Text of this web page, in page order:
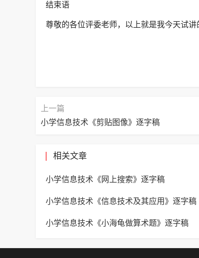
结束语
尊敬的各位评委老师，以上就是我今天试讲
上一篇
小学信息技术《剪贴图像》逐字稿
相关文章
小学信息技术《网上搜索》逐字稿
小学信息技术《信息技术及其应用》逐字稿
小学信息技术《小海龟做算术题》逐字稿